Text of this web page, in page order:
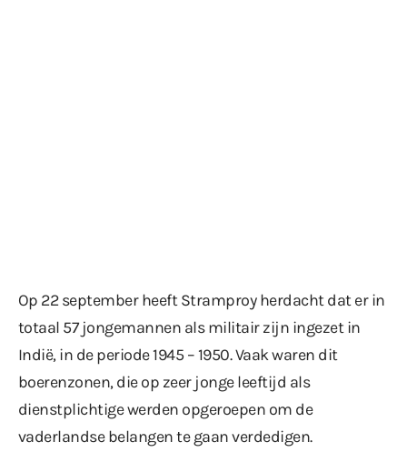
Op 22 september heeft Stramproy herdacht dat er in
totaal 57 jongemannen als militair zijn ingezet in
Indië, in de periode 1945 – 1950. Vaak waren dit
boerenzonen, die op zeer jonge leeftijd als
dienstplichtige werden opgeroepen om de
vaderlandse belangen te gaan verdedigen.